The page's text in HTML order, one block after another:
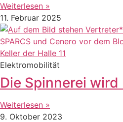
Weiterlesen »
11. Februar 2025
Elektromobilität
Die Spinnerei
Weiterlesen »
9. Oktober 2023